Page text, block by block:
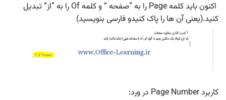
اکنون باید کلمه Page را به “صفحه ” و کلمه Of را به “از” تبدیل
کنید.(یعنی آن ها را پاک کنیدو فارسی بنویسید)
کاربرد Page Number در ورد: